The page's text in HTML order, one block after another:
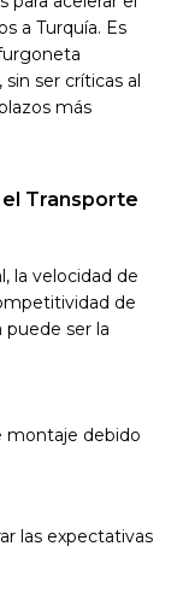
a Turquía. Es
ser críticas al
más
Transporte
la velocidad de
de
puede ser la
montaje debido
las expectativas